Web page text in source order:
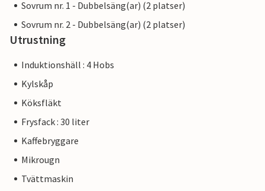
Sovrum nr. 1 - Dubbelsäng(ar) (2 platser)
Sovrum nr. 2 - Dubbelsäng(ar) (2 platser)
Utrustning
Induktionshäll : 4 Hobs
Kylskåp
Köksfläkt
Frysfack : 30 liter
Kaffebryggare
Mikrougn
Tvättmaskin